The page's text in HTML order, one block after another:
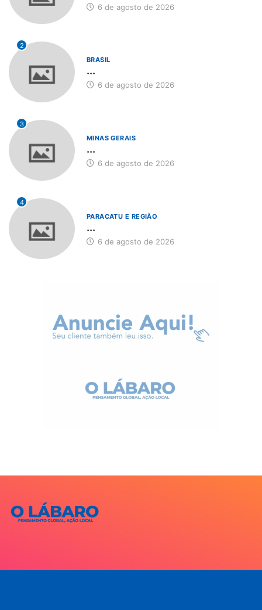
6 de agosto de 2026
2
BRASIL
...
6 de agosto de 2026
3
MINAS GERAIS
...
6 de agosto de 2026
4
PARACATU E REGIÃO
...
6 de agosto de 2026